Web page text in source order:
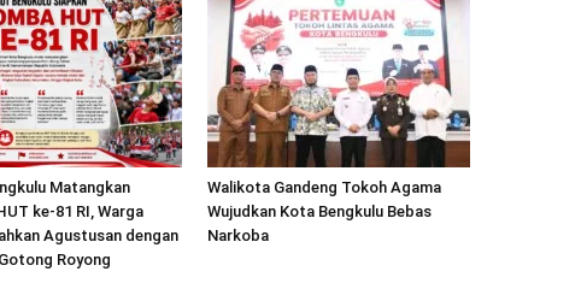
Matangkan
ke-81 RI, Warga
Agustusan dengan
Royong
Walikota Gandeng Tokoh Agama
Wujudkan Kota Bengkulu Bebas
Narkoba